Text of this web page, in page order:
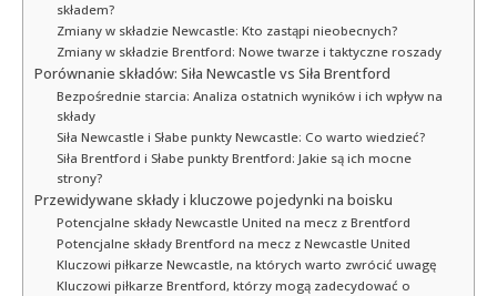
składem?
Zmiany w składzie Newcastle: Kto zastąpi nieobecnych?
Zmiany w składzie Brentford: Nowe twarze i taktyczne roszady
Porównanie składów: Siła Newcastle vs Siła Brentford
Bezpośrednie starcia: Analiza ostatnich wyników i ich wpływ na
składy
Siła Newcastle i Słabe punkty Newcastle: Co warto wiedzieć?
Siła Brentford i Słabe punkty Brentford: Jakie są ich mocne
strony?
Przewidywane składy i kluczowe pojedynki na boisku
Potencjalne składy Newcastle United na mecz z Brentford
Potencjalne składy Brentford na mecz z Newcastle United
Kluczowi piłkarze Newcastle, na których warto zwrócić uwagę
Kluczowi piłkarze Brentford, którzy mogą zadecydować o